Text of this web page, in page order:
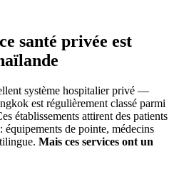
santé privée est
système hospitalier privé —
est régulièrement classé parmi
établissements attirent des patients
équipements de pointe, médecins
Mais ces services ont un